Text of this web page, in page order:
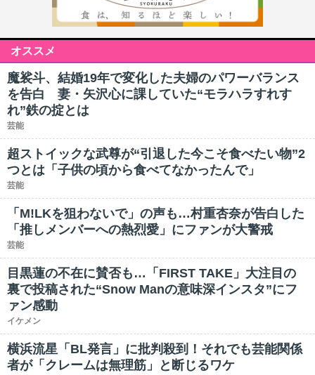
オススメ
魔裟斗、結婚19年で変化した夫婦のパワーバランス
を告白 妻・矢沢心に課していた“モラハラすれす
れ”鉄の掟とは
芸能
超ストイックな武尊が“引退した今こそ食べたい物”2
つとは「子供の頃から食べてなかったんで」
芸能
「M!LKを狙わないで」の声も…村重杏奈が告白した
「推しメンバーへの熱烈愛」にファンが大警戒
芸能
目黒蓮の不在に賛否も…「FIRST TAKE」大注目の
裏で投稿された“Snow Manの意味深インスタ”にフ
ァン感動
イケメン
横浜流星「BL発言」に批判殺到！それでも芸能関係
者が「クレームは無理筋」と断じるワケ